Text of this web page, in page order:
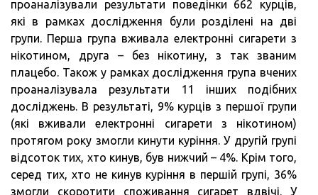
проаналізували результати поведінки 662 курців,
які в рамках дослідження були розділені на дві
групи. Перша група вживала електронні сигарети з
нікотином, друга – без нікотину, з так званим
плацебо. Також у рамках дослідження група вчених
проаналізувала результати 11 інших подібних
досліджень. В результаті, 9% курців з першої групи
(які вживали електронні сигарети з нікотином)
протягом року змогли кинути куріння. У другій групі
відсоток тих, хто кинув, був нижчий – 4%. Крім того,
серед тих, хто не кинув куріння в першій групі, 36%
змогли скоротити споживання сигарет вдвічі. У